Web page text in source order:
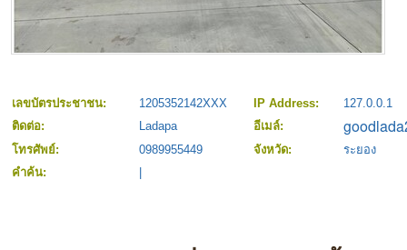
เลขบัตรประชาชน: 1205352142XXX IP Address:
127.0.0.1
ติดต่อ:
Ladapa
อีเมล์:
โทรศัพย์:
0989955449 จังหวัด:
ระยอง
คำค้น: